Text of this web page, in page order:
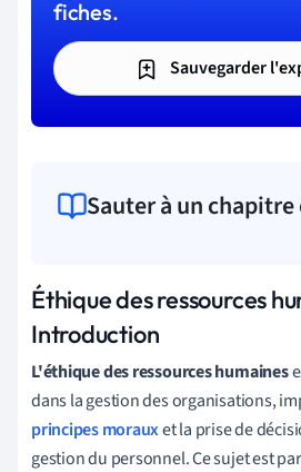
fiches.
Sauvegarder
Sauter à un chapitre
Éthique des ressources
Introduction
L'éthique des ressources humaines
dans la gestion des organisations,
principes morauxet la prise de
gestion du personnel. Ce sujet est